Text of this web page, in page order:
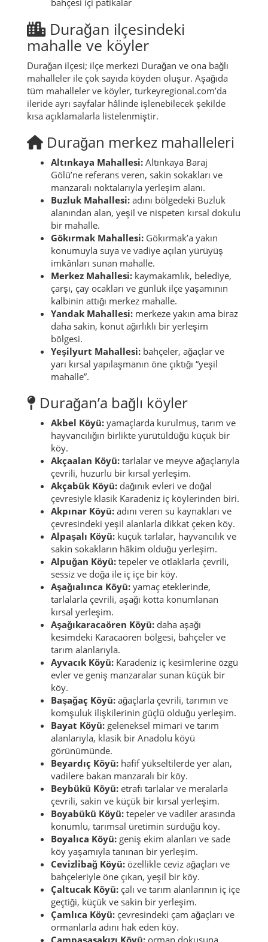
Durağan ilçesindeki
mahalle ve köyler
Durağan ilçesi; ilçe merkezi Durağan ve ona bağlı
mahalleler ile çok sayıda köyden oluşur. Aşağıda
tüm mahalleler ve köyler, turkeyregional.com’da
ileride ayrı sayfalar hâlinde işlenebilecek şekilde
kısa açıklamalarla listelenmiştir.
Durağan merkez mahalleleri
Altınkaya Mahallesi: Altınkaya Baraj
Gölü’ne referans veren, sakin sokakları ve
manzaralı noktalarıyla yerleşim alanı.
Buzluk Mahallesi: adını bölgedeki Buzluk
alanından alan, yeşil ve nispeten kırsal dokulu
bir mahalle.
Gökırmak Mahallesi: Gökırmak’a yakın
konumuyla suya ve vadiye açılan yürüyüş
imkânları sunan mahalle.
Merkez Mahallesi: kaymakamlık, belediye,
çarşı, çay ocakları ve günlük ilçe yaşamının
kalbinin attığı merkez mahalle.
Yandak Mahallesi: merkeze yakın ama biraz
daha sakin, konut ağırlıklı bir yerleşim
bölgesi.
Yeşilyurt Mahallesi: bahçeler, ağaçlar ve
yarı kırsal yapılaşmanın öne çıktığı “yeşil
mahalle”.
Durağan’a bağlı köyler
Akbel Köyü: yamaçlarda kurulmuş, tarım ve
hayvancılığın birlikte yürütüldüğü küçük bir
köy.
Akçaalan Köyü: tarlalar ve meyve ağaçlarıyla
çevrili, huzurlu bir kırsal yerleşim.
Akçabük Köyü: dağınık evleri ve doğal
çevresiyle klasik Karadeniz iç köylerinden biri.
Akpınar Köyü: adını veren su kaynakları ve
çevresindeki yeşil alanlarla dikkat çeken köy.
Alpaşalı Köyü: küçük tarlalar, hayvancılık ve
sakin sokakların hâkim olduğu yerleşim.
Alpuğan Köyü: tepeler ve otlaklarla çevrili,
sessiz ve doğa ile iç içe bir köy.
Aşağıalınca Köyü: yamaç eteklerinde,
tarlalarla çevrili, aşağı kotta konumlanan
kırsal yerleşim.
Aşağıkaracaören Köyü: daha aşağı
kesimdeki Karacaören bölgesi, bahçeler ve
tarım alanlarıyla.
Ayvacık Köyü: Karadeniz iç kesimlerine özgü
evler ve geniş manzaralar sunan küçük bir
köy.
Başağaç Köyü: ağaçlarla çevrili, tarımın ve
komşuluk ilişkilerinin güçlü olduğu yerleşim.
Bayat Köyü: geleneksel mimari ve tarım
alanlarıyla, klasik bir Anadolu köyü
görünümünde.
Beyardıç Köyü: hafif yükseltilerde yer alan,
vadilere bakan manzaralı bir köy.
Beybükü Köyü: etrafı tarlalar ve meralarla
çevrili, sakin ve küçük bir kırsal yerleşim.
Boyabükü Köyü: tepeler ve vadiler arasında
konumlu, tarımsal üretimin sürdüğü köy.
Boyalıca Köyü: geniş ekim alanları ve sade
köy yaşamıyla tanınan bir yerleşim.
Cevizlibağ Köyü: özellikle ceviz ağaçları ve
bahçeleriyle öne çıkan, yeşil bir köy.
Çaltucak Köyü: çalı ve tarım alanlarının iç içe
geçtiği, küçük ve sakin bir yerleşim.
Çamlıca Köyü: çevresindeki çam ağaçları ve
ormanlarla adını hak eden köy.
Çampaşasakızı Köyü: orman dokusuna